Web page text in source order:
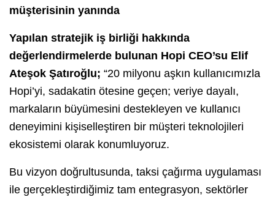
müşterisinin yanında
Yapılan stratejik iş birliği hakkında
değerlendirmelerde bulunan Hopi CEO’su Elif
Ateşok Şatıroğlu; “20 milyonu aşkın kullanıcımızla
Hopi’yi, sadakatin ötesine geçen; veriye dayalı,
markaların büyümesini destekleyen ve kullanıcı
deneyimini kişiselleştiren bir müşteri teknolojileri
ekosistemi olarak konumluyoruz.
Bu vizyon doğrultusunda, taksi çağırma uygulaması
ile gerçekleştirdiğimiz tam entegrasyon, sektörler